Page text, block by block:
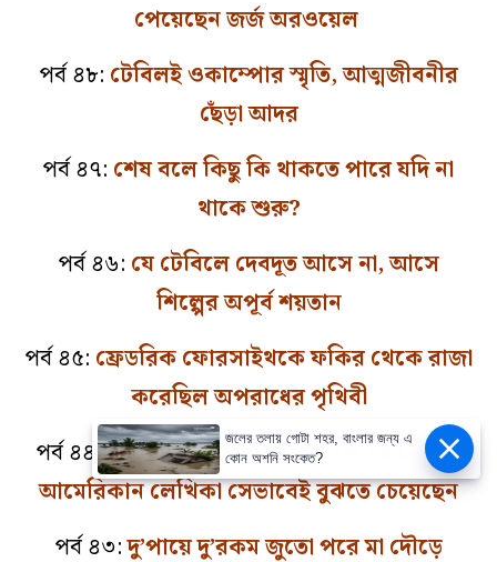
পেয়েছেন জর্জ অরওয়েল
পর্ব ৪৮: টেবিলই ওকাম্পোর স্মৃতি, আত্মজীবনীর
ছেঁড়া আদর
পর্ব ৪৭: শেষ বলে কিছু কি থাকতে পারে যদি না
থাকে শুরু?
পর্ব ৪৬: যে টেবিলে দেবদূত আসে না, আসে
শিল্পের অপূর্ব শয়তান
পর্ব ৪৫: ফ্রেডরিক ফোরসাইথকে ফকির থেকে রাজা
করেছিল অপরাধের পৃথিবী
পর্ব ৪৪:আম-বাঙালি যেভাবে আমকে বোঝে, দুই
আমেরিকান লেখিকা সেভাবেই বুঝতে চেয়েছেন
পর্ব ৪৩:দু’পায়ে দু’রকম জুতো পরে মা দৌড়ে
জলের তলায় গোটা শহর, বাংলার জন্য এ
কোন অশনি সংকেত?